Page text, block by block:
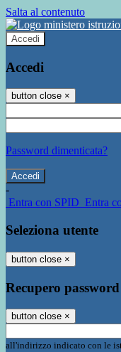
Salta al contenuto
Accedi
Accedi
button close ×
Password dimenticata?
-
Entra con SPID Entra
Seleziona utente
button close ×
Recupero password
button close ×
all'indirizzo indicato con le